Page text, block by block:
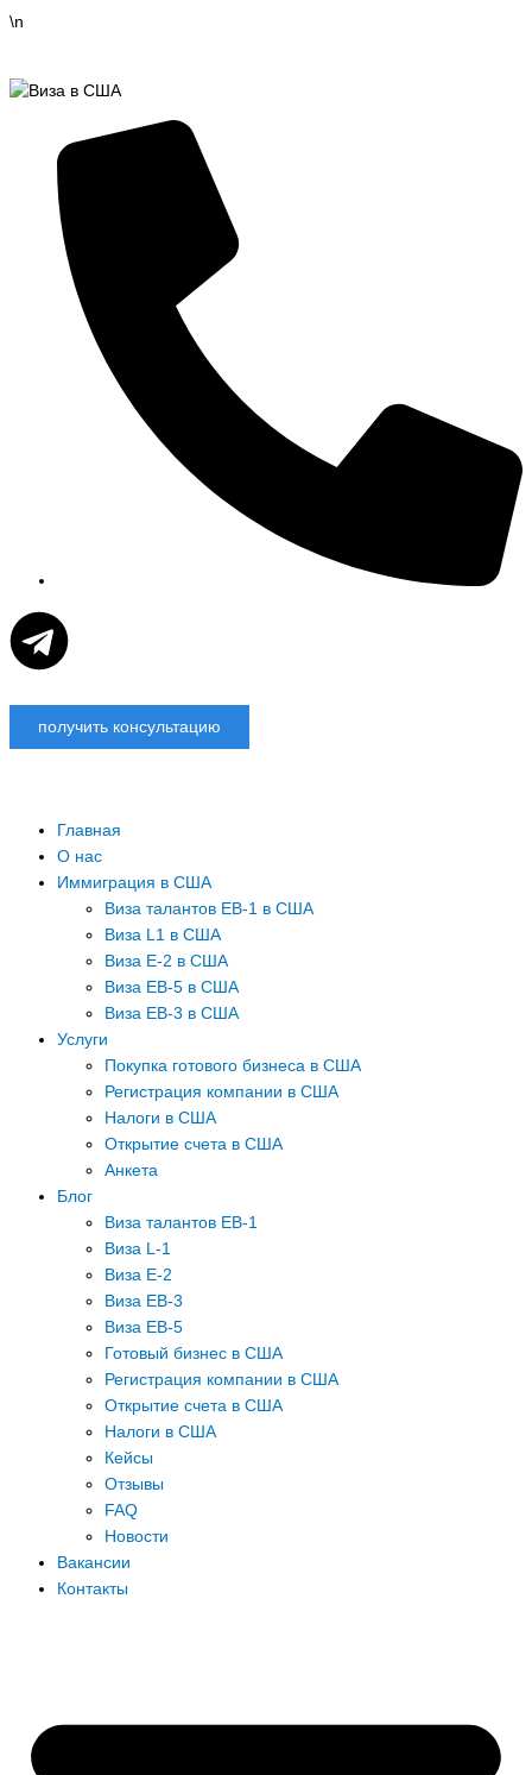
\n
Перейти
T
e
l
e
g
m
получить консультацию
Главная
О нас
Иммиграция в США
Виза талантов EB-1 в США
Виза L1 в США
Виза E-2 в США
Виза EB-5 в США
Виза EB-3 в США
Услуги
Покупка готового бизнеса в США
Регистрация компании в США
Налоги в США
Открытие счета в США
Анкета
Блог
Виза талантов EB-1
Виза L-1
Виза E-2
Виза EB-3
Виза EB-5
Готовый бизнес в США
Регистрация компании в США
Открытие счета в США
Налоги в США
Кейсы
Отзывы
FAQ
Новости
Вакансии
Контакты